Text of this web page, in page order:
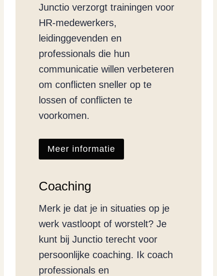
Junctio verzorgt trainingen voor
HR-medewerkers,
leidinggevenden en
professionals die hun
communicatie willen verbeteren
om conflicten sneller op te
lossen of conflicten te
voorkomen.
Meer informatie
Coaching
Merk je dat je in situaties op je
werk vastloopt of worstelt? Je
kunt bij Junctio terecht voor
persoonlijke coaching. Ik coach
professionals en